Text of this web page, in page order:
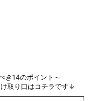
き14のポイント～
取り口はコチラです↓